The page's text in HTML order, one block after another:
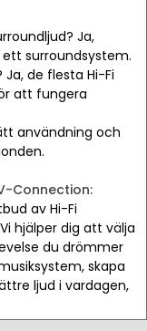
Ja,
surroundsystem.
Ja, de flesta Hi-Fi
att fungera
användning och
Connection:
av Hi-Fi
hjälper dig att välja
du drömmer
skapa
ljud i vardagen,